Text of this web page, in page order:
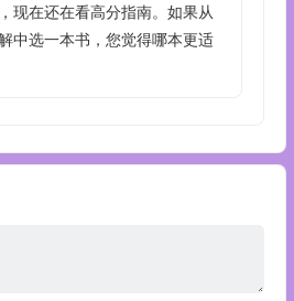
现在还在看高分指南。如果从
中选一本书，您觉得哪本更适